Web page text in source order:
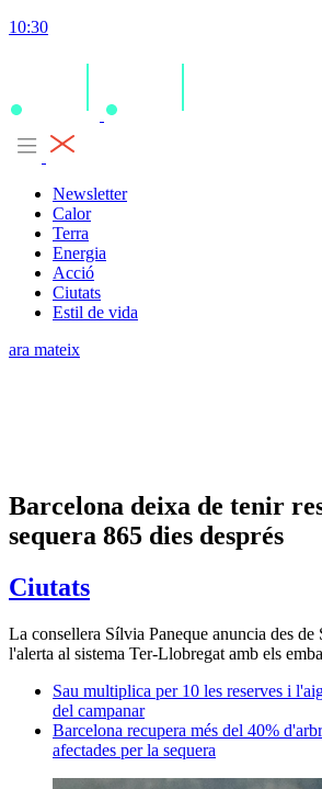
10:30
Newsletter
Calor
Terra
Energia
Acció
Ciutats
Estil de vida
ara mateix
Barcelona deixa de tenir
sequera 865 dies després
Ciutats
La consellera Sílvia Paneque anuncia des de
l'alerta al sistema Ter-Llobregat amb els
Sau multiplica per 10 les reserves i
del campanar
Barcelona recupera més del 40%
afectades per la sequera